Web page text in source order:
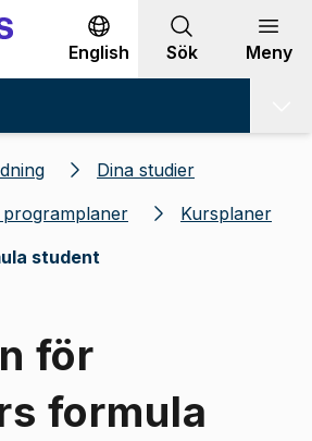
innehållet
English Sök Meny
Dina studier
Kursplaner
student
för
formula